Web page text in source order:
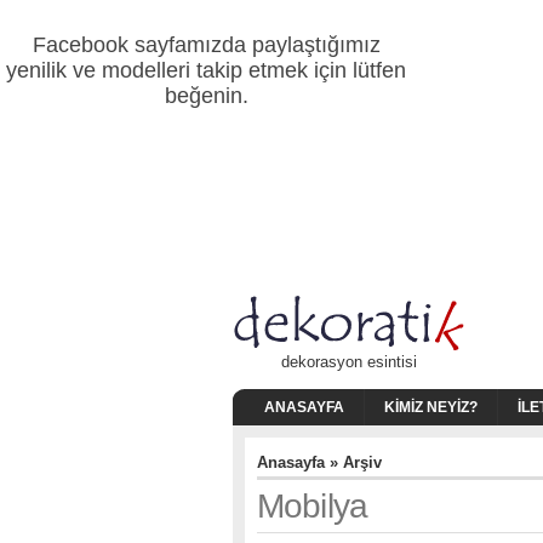
Facebook sayfamızda paylaştığımız
yenilik ve modelleri takip etmek için lütfen
beğenin.
dekorasyon esintisi
ANASAYFA KIMIZ NEYIZ?
Anasayfa» Arşiv
Mobilya